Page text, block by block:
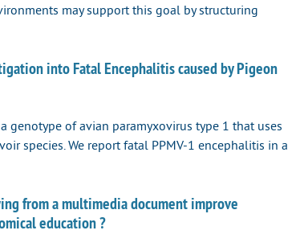
may support this goal by structuring
into Fatal Encephalitis caused by Pigeon
genotype of avian paramyxovirus type 1 that uses
species. We report fatal PPMV-1 encephalitis in a
from a multimedia document improve
education ?